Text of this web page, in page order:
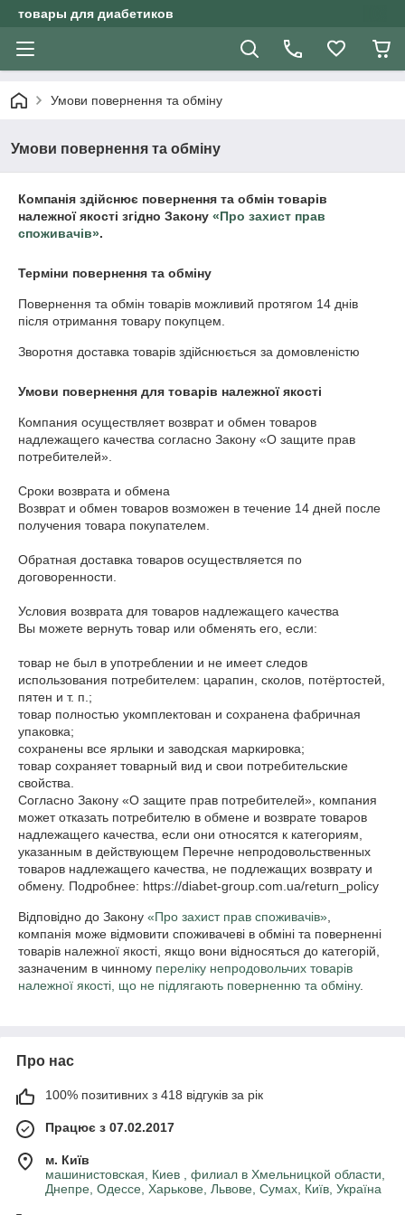
товары для диабетиков
Умови повернення та обміну
Умови повернення та обміну
Компанія здійснює повернення та обмін товарів
належної якості згідно Закону «Про захист прав
споживачів».
Терміни повернення та обміну
Повернення та обмін товарів можливий протягом 14 днів
після отримання товару покупцем.
Зворотня доставка товарів здійснюється за домовленістю
Умови повернення для товарів належної якості
Компания осуществляет возврат и обмен товаров
надлежащего качества согласно Закону «О защите прав
потребителей».
Сроки возврата и обмена
Возврат и обмен товаров возможен в течение 14 дней после
получения товара покупателем.
Обратная доставка товаров осуществляется по
договоренности.
Условия возврата для товаров надлежащего качества
Вы можете вернуть товар или обменять его, если:
товар не был в употреблении и не имеет следов
использования потребителем: царапин, сколов, потёртостей,
пятен и т. п.;
товар полностью укомплектован и сохранена фабричная
упаковка;
сохранены все ярлыки и заводская маркировка;
товар сохраняет товарный вид и свои потребительские
свойства.
Согласно Закону «О защите прав потребителей», компания
может отказать потребителю в обмене и возврате товаров
надлежащего качества, если они относятся к категориям,
указанным в действующем Перечне непродовольственных
товаров надлежащего качества, не подлежащих возврату и
обмену. Подробнее: https://diabet-group.com.ua/return_policy
Відповідно до Закону «Про захист прав споживачів»
компанія може відмовити споживачеві в обміні та поверненні
товарів належної якості, якщо вони відносяться до категорій,
зазначеним в чинному переліку непродовольчих товарів
належної якості, що не підлягають поверненню та обміну.
Про нас
100% позитивних з 418 відгуків за рік
Працює з 07.02.2017
м. Київ
машинистовская, Киев , филиал в Хмельницкой области,
Днепре, Одессе, Харькове, Львове, Сумах, Київ, Україна